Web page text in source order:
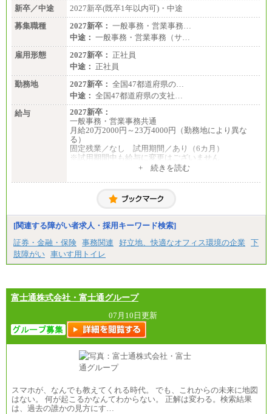
新卒／中途
2027新卒(既卒1年以内可)・中途
募集職種
2027新卒： 一般事務・営業事務…
中途： 一般事務・営業事務（サ…
雇用形態
2027新卒： 正社員
中途： 正社員
勤務地
2027新卒： 全国47都道府県の…
中途： 全国47都道府県の支社…
給与
2027新卒：
一般事務・営業事務共通
月給20万2000円～23万4000円（勤務地により異な
る）
固定残業／なし 試用期間／あり（6カ月）
※試用期間中も給与に変更はございません
月給20万2000円～23万4000円（勤務地により異な
固定残業／なし 試用期間／あり（6か月）
+ 続きを読む
[関連する障がい者求人・採用キーワード検索]
証券・金融・保険 事務関連 好立地、快適なオフィス環境の企業
下
肢障がい 車いす用トイレ
富士通株式会社・富士通グループ
07月10日更新
スマホが、なんでも教えてくれる時代。 でも、これからの未来に地図
はない。 何が起こるかなんてわからない。 正解は変わる。検索結果
は、過去の誰かの見方にす…